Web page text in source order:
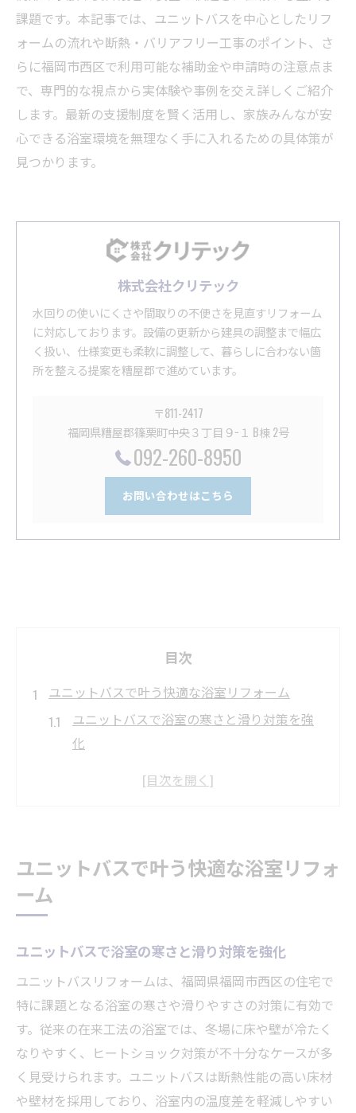
課題です。本記事では、ユニットバスを中心としたリフ
ォームの流れや断熱・バリアフリー工事のポイント、さ
らに福岡市西区で利用可能な補助金や申請時の注意点ま
で、専門的な視点から実体験や事例を交え詳しくご紹介
します。最新の支援制度を賢く活用し、家族みんなが安
心できる浴室環境を無理なく手に入れるための具体策が
見つかります。
株式会社クリテック
水回りの使いにくさや間取りの不便さを見直すリフォーム
に対応しております。設備の更新から建具の調整まで幅広
く扱い、仕様変更も柔軟に調整して、暮らしに合わない箇
所を整える提案を糟屋郡で進めています。
〒811-2417
福岡県糟屋郡篠栗町中央３丁目９−１ B棟 2号
092-260-8950
お問い合わせはこちら
目次
ユニットバスで叶う快適な浴室リフォーム
ユニットバスで浴室の寒さと滑り対策を強
化
ユニットバスリフォームで安全な浴室空間
例紹介
補助金を活用した浴室リフォームの秘訣
ユニットバスリフォーム補助金の申請ポイ
ント
福岡市リフォーム補助金で賢く浴室改修を
実現
補助金活用でユニットバス導入費用を抑え
ユニットバスで叶う快適な浴室リフォ
ーム
ユニットバスで浴室の寒さと滑り対策を強化
ユニットバスリフォームは、福岡県福岡市西区の住宅で
特に課題となる浴室の寒さや滑りやすさの対策に有効で
す。従来の在来工法の浴室では、冬場に床や壁が冷たく
なりやすく、ヒートショック対策が不十分なケースが多
く見受けられます。ユニットバスは断熱性能の高い床材
や壁材を採用しており、浴室内の温度差を軽減しやすい